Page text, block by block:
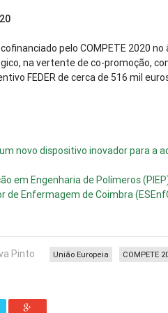
pelo COMPETE 2020
na vertente de co-promoção,
FEDER de cerca de 516 mil
novo dispositivo inovador para a
em Engenharia de Polímeros
de Enfermagem de Coimbra
Pinto COMPETE
União Europeia